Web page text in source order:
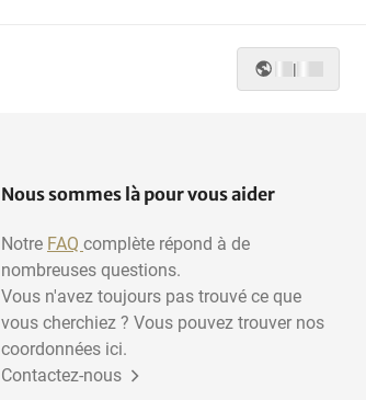
Travail du métal
accessoires
|
Nous sommes là pour vous aider
Notre FAQ complète répond à de
nombreuses questions.
Vous n'avez toujours pas trouvé ce que
vous cherchiez ? Vous pouvez trouver nos
coordonnées ici.
Contactez-nous